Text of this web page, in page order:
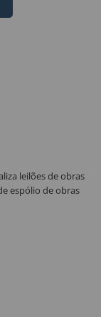
leilões de obras
espólio de obras